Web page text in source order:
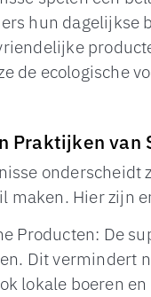
hun dagelijkse
de ecologische
Praktijken
maken. Hier zijn
Producten: De
Dit vermindert
lokale boeren